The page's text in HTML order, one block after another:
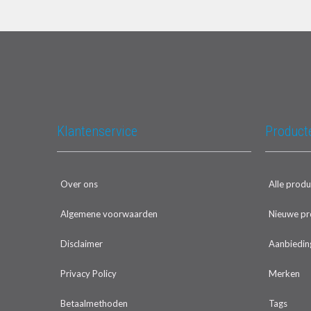
2x alu
1x
4x
De
Klantenservice
Over ons
Algemene voorwaarden
Disclaimer
Privacy Policy
Betaalmethoden
Alle
Nieuwe
Merken
Tags